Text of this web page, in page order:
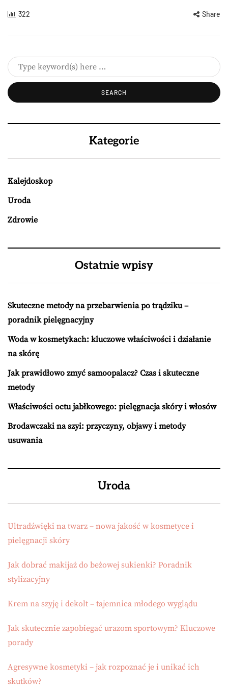
322 Share
Kategorie
Kalejdoskop
Uroda
Zdrowie
Ostatnie wpisy
Skuteczne metody na przebarwienia po trądziku –
poradnik pielęgnacyjny
Woda w kosmetykach: kluczowe właściwości i działanie
na skórę
Jak prawidłowo zmyć samoopalacz? Czas i skuteczne
metody
Właściwości octu jabłkowego: pielęgnacja skóry i włosów
Brodawczaki na szyi: przyczyny, objawy i metody
usuwania
Uroda
Ultradźwięki na twarz – nowa jakość w kosmetyce i
pielęgnacji skóry
Jak dobrać makijaż do beżowej sukienki? Poradnik
stylizacyjny
Krem na szyję i dekolt – tajemnica młodego wyglądu
Jak skutecznie zapobiegać urazom sportowym? Kluczowe
porady
Agresywne kosmetyki – jak rozpoznać je i unikać ich
skutków?